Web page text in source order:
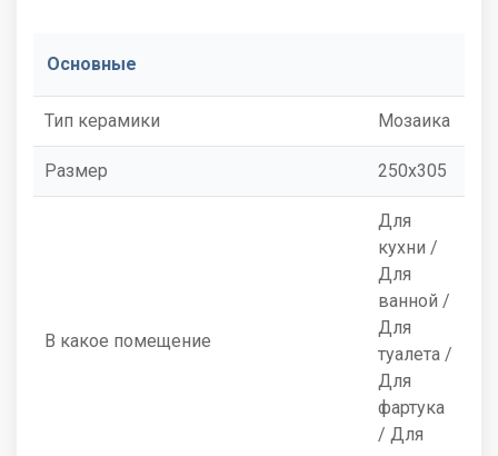
Основные
Тип керамики Мозаика
Размер 250x305
В какое помещение
Для
кухни /
Для
ванной /
Для
туалета /
Для
фартука
/ Для